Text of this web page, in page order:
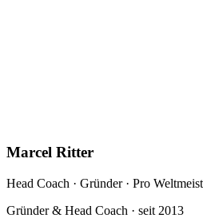
Marcel Ritter
Head Coach · Gründer · Pro
Gründer & Head Coach · seit 2013